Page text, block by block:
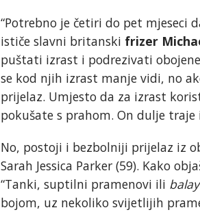
“Potrebno je četiri do pet mjeseci
ističe slavni britanski frizer
puštati izrast i podrezivati
se kod njih izrast manje vidi, no
prijelaz. Umjesto da za izrast
pokušate s prahom. On dulje traje
No, postoji i bezbolniji prijelaz iz
Sarah Jessica Parker (59). Kako
“Tanki, suptilni pramenovi ili
bojom, uz nekoliko svijetlijih